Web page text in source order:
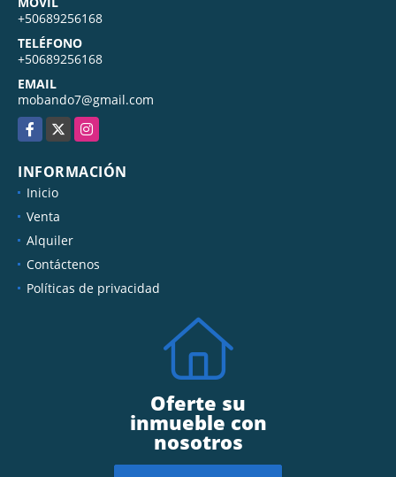
+50689256168
TELÉFONO
+50689256168
EMAIL
mobando7@gmail.com
Facebook
X Instagram
INFORMACIÓN
Inicio
Venta
Alquiler
Contáctenos
Políticas de privacidad
Oferte su
inmueble con
nosotros